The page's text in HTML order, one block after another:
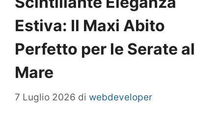
Estiva: Il Maxi Abito
Perfetto per le Serate al
Mare
7 Luglio 2026 di webdeveloper